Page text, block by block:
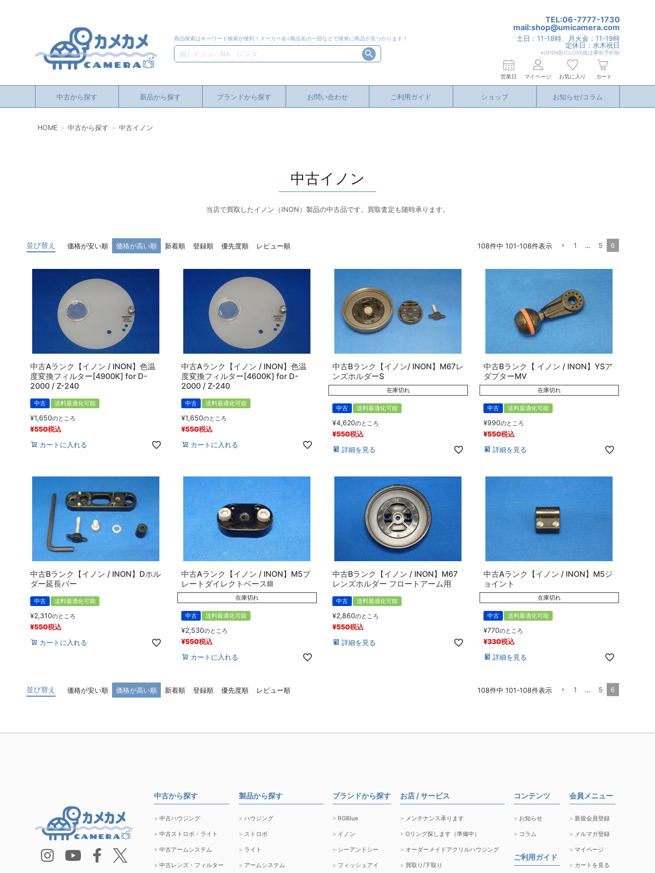
商品検索はキーワード検索が便利！メーカー名+商品名の一部などで簡単に商品が見つかります！
検索
TEL:06-7777-1730
mail:shop@umicamera.com
土日：11-18時、月火金：11-19時
定休日：水木祝日
※OPEN前/CLOSE後は事前予約制
営業日 マイページ お気に入り カート
中古から探す 新品から探す ブランドから探す お問い合わせ ご利用ガイド ショップ お知らせ/コラム
HOME 中古から探す 中古イノン
中古イノン
当店で買取したイノン（INON）製品の中古品です。買取査定も随時承ります。
並び替え 価格が安い順 価格が高い順 新着順 登録順 優先度順 レビュー順 108件中 101-108件表示 1 … 5 6
中古Aランク【イノン / INON】色温
度変換フィルター[4900K] for D-
2000 / Z-240
中古 送料最適化可能
¥1,650のところ
¥550税込
カートに入れる
中古Aランク【イノン / INON】色温
度変換フィルター[4600K] for D-
2000 / Z-240
中古 送料最適化可能
¥1,650のところ
¥550税込
カートに入れる
中古Bランク【イノン/ INON】M67レ
ンズホルダーS
在庫切れ
中古 送料最適化可能
¥4,620のところ
¥550税込
詳細を見る
中古Bランク【 イノン / INON】YSア
ダプターMV
在庫切れ
中古 送料最適化可能
¥990のところ
¥550税込
詳細を見る
中古Bランク【イノン / INON】Dホル
ダー延長バー
中古 送料最適化可能
¥2,310のところ
¥550税込
カートに入れる
中古Aランク【イノン / INON】M5プ
レートダイレクトベースIII
在庫切れ
中古 送料最適化可能
¥2,530のところ
¥550税込
カートに入れる
中古Bランク【イノン / INON】M67
レンズホルダー フロートアーム用
中古 送料最適化可能
¥2,860のところ
¥550税込
詳細を見る
中古Aランク【イノン / INON】M5ジ
ョイント
在庫切れ
中古 送料最適化可能
¥770のところ
¥330税込
詳細を見る
並び替え 価格が安い順 価格が高い順 新着順 登録順 優先度順 レビュー順 108件中 101-108件表示 1 … 5 6
中古から探す
中古ハウジング
中古ストロボ・ライト
中古アームシステム
中古レンズ・フィルター
製品から探す
ハウジング
ストロボ
ライト
アームシステム
ブランドから探す
RGBlue
イノン
シーアンドシー
フィッシュアイ
お店 / サービス
メンテナンス承ります
Oリング探します（準備中）
オーダーメイドアクリルハウジング
買取り/下取り
コンテンツ
お知らせ
コラム
ご利用ガイド
会員メニュー
新規会員登録
メルマガ登録
マイページ
カートを見る